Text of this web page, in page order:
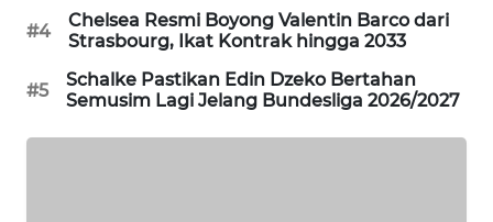
#4
Chelsea Resmi Boyong Valentin Barco dari
Strasbourg, Ikat Kontrak hingga 2033
#5
Schalke Pastikan Edin Dzeko Bertahan
Semusim Lagi Jelang Bundesliga 2026/2027
ID
MARTABAT
NET